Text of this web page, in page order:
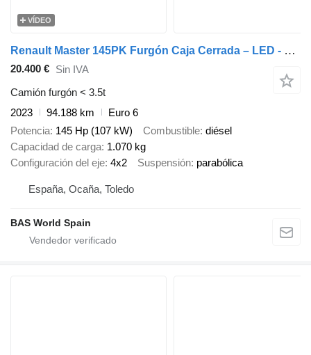
VÍDEO
Renault Master 145PK Furgón Caja Cerrada – LED - Navegación – Aire Acond
20.400 € Sin IVA
Camión furgón < 3.5t
2023
94.188 km
Euro 6
Potencia 145 Hp (107 kW) Combustible diésel
Capacidad de carga 1.070 kg
Configuración del eje 4x2 Suspensión parabólica
España, Ocaña, Toledo
BAS World Spain